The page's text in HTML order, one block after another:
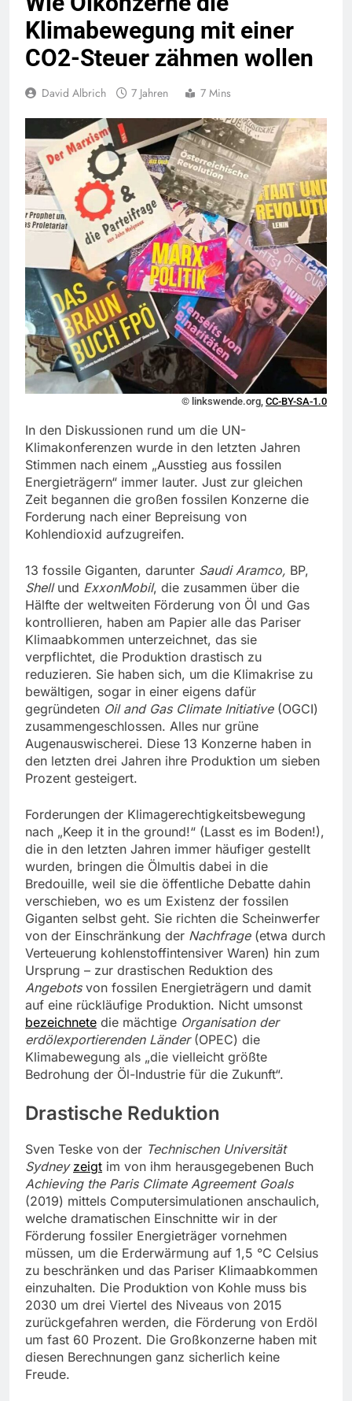
Klimabewegung mit einer
CO2-Steuer zähmen wollen
David Albrich 7 Jahren 7 Mins
© linkswende.org, CC-BY-SA-1.0
In den Diskussionen rund um die UN-
Klimakonferenzen wurde in den letzten Jahren
Stimmen nach einem „Ausstieg aus fossilen
Energieträgern“ immer lauter. Just zur gleichen
Zeit begannen die großen fossilen Konzerne die
Forderung nach einer Bepreisung von
Kohlendioxid aufzugreifen.
13 fossile Giganten, darunter Saudi Aramco, BP,
Shellund ExxonMobil, die zusammen über die
Hälfte der weltweiten Förderung von Öl und Gas
kontrollieren, haben am Papier alle das Pariser
Klimaabkommen unterzeichnet, das sie
verpflichtet, die Produktion drastisch zu
reduzieren. Sie haben sich, um die Klimakrise zu
bewältigen, sogar in einer eigens dafür
gegründeten Oil and Gas Climate Initiative(OGCI)
zusammengeschlossen. Alles nur grüne
Augenauswischerei. Diese 13 Konzerne haben in
den letzten drei Jahren ihre Produktion um sieben
Prozent gesteigert.
Forderungen der Klimagerechtigkeitsbewegung
nach „Keep it in the ground!“ (Lasst es im Boden!),
die in den letzten Jahren immer häufiger gestellt
wurden, bringen die Ölmultis dabei in die
Bredouille, weil sie die öffentliche Debatte dahin
verschieben, wo es um Existenz der fossilen
Giganten selbst geht. Sie richten die Scheinwerfer
von der Einschränkung der Nachfrage(etwa durch
Verteuerung kohlenstoffintensiver Waren) hin zum
Ursprung – zur drastischen Reduktion des
Angebotsvon fossilen Energieträgern und damit
auf eine rückläufige Produktion. Nicht umsonst
bezeichnete die mächtige Organisation der
erdölexportierenden Länder(OPEC) die
Klimabewegung als „die vielleicht größte
Bedrohung der Öl-Industrie für die Zukunft“.
Drastische Reduktion
Sven Teske von der Technischen Universität
Sydney zeigt im von ihm herausgegebenen Buch
Achieving the Paris Climate Agreement Goals
(2019) mittels Computersimulationen anschaulich,
welche dramatischen Einschnitte wir in der
Förderung fossiler Energieträger vornehmen
müssen, um die Erderwärmung auf 1,5 °C Celsius
zu beschränken und das Pariser Klimaabkommen
einzuhalten. Die Produktion von Kohle muss bis
2030 um drei Viertel des Niveaus von 2015
zurückgefahren werden, die Förderung von Erdöl
um fast 60 Prozent. Die Großkonzerne haben mit
diesen Berechnungen ganz sicherlich keine
Freude.